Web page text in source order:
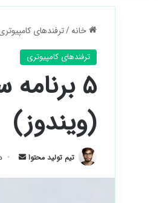
خانه/ترفندهای
ترفندهای کامپیوتری
۵
(ویندوز)
تیم تولید محتوا
ارسال